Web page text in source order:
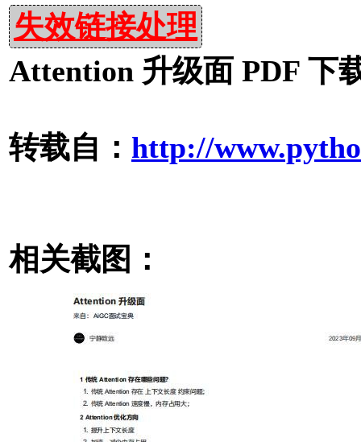
失效链接处理
Attention 升级面 PDF 下
转载自： http://
相关截图：